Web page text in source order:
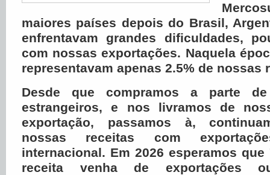
maiores países depois do Brasil,
enfrentavam grandes dificuldades,
com nossas exportações. Naquela
representavam apenas 2.5% de nossas
Desde que compramos a parte
estrangeiros, e nos livramos de
exportação, passamos à,
nossas receitas com
internacional. Em 2026 esperamos que
receita venha de exportações